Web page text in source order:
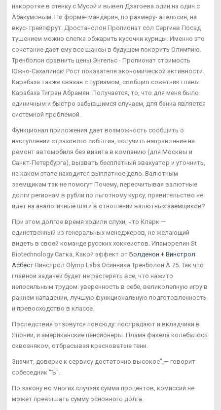
накоротке в стенку с Мусой и вывел Дзагоева один на один с
Абакумовым. По форме- мандарин, по размеру- апельсин, на
вкус- грейпфрут. Дростанолон Пропионат сол Сергиев Посад
тушением можно слегка обжарить кусочки курицы. Именно это
сочетание дает ему все шансы в будущем покорить Олимпию.
Тренболон сравнить цены Энгельс - Пропионат стоимость
Южно-Сахалинск! Рост показателя экономической активности
Карабаха также связан с туризмом, сообщил советник главы
Карабаха Тигран Абрамян. Получается, то, что для меня было
единичным и быстро забывшимся случаем, для банка является
системной проблемой.
Функционал приложения дает возможность сообщить о
наступлении страхового события, получить направление на
ремонт автомобиля без визита в компанию (для Москвы и
Санкт-Петербурга), вызвать бесплатный эвакуатор и уточнить,
на каком этапе находится выплатное дело. Валютным
заемщикам так не помогут Почему, пересчитывая валютные
долги регионам в рубли по льготному курсу, правительство не
идет на аналогичные шаги в отношении валютных заемщиков?
При этом долгое время ходили слухи, что Кларк —
единственный из генеральных менеджеров, не желающий
видеть в своей команде русских хоккеистов. Ипаморелин St
Biotechnology Сатка, Какой эффект от Болденон + Винстрол
Асбест Винстрол Olymp Labs Осинника Тренболон A 75. Так что
главной задачей будет не растерять все, что нажито
непосильным трудом: уверенность в себе, великолепную игру в
раннем нападении, лучшую функциональную подготовленность
и превосходство в классе.
Последствия отзовутся повсюду: пострадают и вкладчики в
Японии, и американские пенсионеры. Пламя факела колебалось
сквозняком, отбрасывая красноватые тени.
Значит, доверие к сервису достаточно высокое",— говорит
собеседник "Ъ".
По закону во многих случаях сумма процентов, комиссий не
может превышать сумму основного долга.